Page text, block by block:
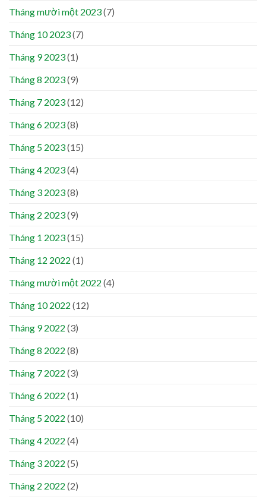
Tháng mười một 2023(7)
Tháng 10 2023(7)
Tháng 9 2023(1)
Tháng 8 2023(9)
Tháng 7 2023(12)
Tháng 6 2023(8)
Tháng 5 2023(15)
Tháng 4 2023(4)
Tháng 3 2023(8)
Tháng 2 2023(9)
Tháng 1 2023(15)
Tháng 12 2022 (1)
Tháng mười một 2022 (4)
Tháng 10 2022 (12)
Tháng 9 2022 (3)
Tháng 8 2022 (8)
Tháng 7 2022 (3)
Tháng 6 2022 (1)
Tháng 5 2022 (10)
Tháng 4 2022 (4)
Tháng 3 2022 (5)
Tháng 2 2022 (2)